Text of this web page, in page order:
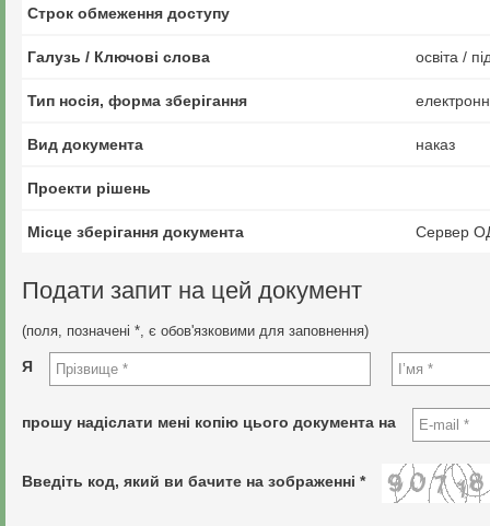
Строк обмеження доступу
Галузь / Ключові слова освіта /
Тип носія, форма зберігання
Вид документа наказ
Проекти рішень
Місце зберігання документа Сервер
Подати запит на цей документ
(поля, позначені *, є обов'язковими для заповнення)
Я
прошу надіслати мені копію цього документа на
Введіть код, який ви бачите на зображенні *